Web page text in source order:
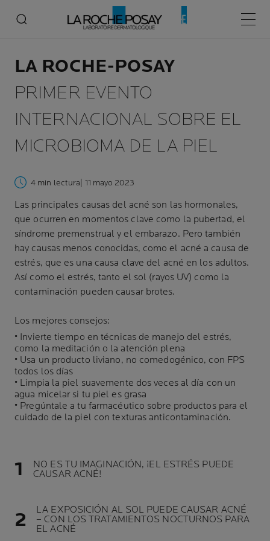
Menú
LA ROCHE-POSAY
PRIMER EVENTO
INTERNACIONAL SOBRE EL
MICROBIOMA DE LA PIEL
4 min lectura | 11 mayo 2023
Las principales causas del acné son las hormonales,
que ocurren en momentos clave como la pubertad, el
síndrome premenstrual y el embarazo. Pero también
hay causas menos conocidas, como el acné a causa de
estrés, que es una causa clave del acné en los adultos.
Así como el estrés, tanto el sol (rayos UV) como la
contaminación pueden causar brotes.
Los mejores consejos:
• Invierte tiempo en técnicas de manejo del estrés,
como la meditación o la atención plena
• Usa un producto liviano, no comedogénico, con FPS
todos los días
• Limpia la piel suavemente dos veces al día con un
agua micelar si tu piel es grasa
• Pregúntale a tu farmacéutico sobre productos para el
cuidado de la piel con texturas anticontaminación.
NO ES TU IMAGINACIÓN, ¡EL ESTRÉS PUEDE
CAUSAR ACNÉ!
LA EXPOSICIÓN AL SOL PUEDE CAUSAR ACNÉ
– CON LOS TRATAMIENTOS NOCTURNOS PARA
EL ACNÉ